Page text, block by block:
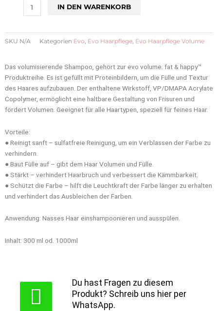
IN DEN WARENKORB
SKU N/A Kategorien Evo Evo Haarpflege Evo Haarpflege Volume
Das volumisierende Shampoo, gehört zur evo volume. fat & happy™
Produktreihe. Es ist gefüllt mit Proteinbildern, um die Fülle und Textur
des Haares aufzubauen. Der enthaltene Wirkstoff, VP/DMAPA Acrylate
Copolymer, ermöglicht eine haltbare Gestaltung von Frisuren und
fördert Volumen. Geeignet für alle Haartypen, speziell für feines Haar.
Vorteile:
● Reinigt sanft – sulfatfreie Reinigung, um ein Verblassen der Farbe zu
verhindern.
● Baut Fülle auf – gibt dem Haar Volumen und Fülle.
● Stärkt – verhindert Haarbruch und verbessert die Kämmbarkeit.
● Schützt die Farbe – hilft die Leuchtkraft der Farbe länger zu erhalten
und verhindert das Ausbleichen der Farben.
Anwendung: Nasses Haar einshampoonieren und ausspülen.
Inhalt: 300 ml od. 1000ml
Du hast Fragen zu diesem
Produkt? Schreib uns hier per
WhatsApp.